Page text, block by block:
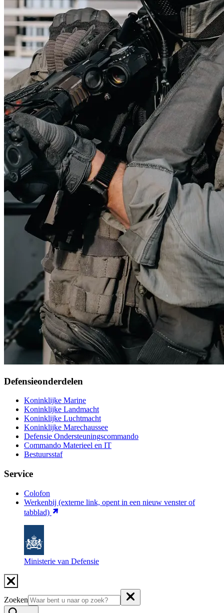
Defensieonderdelen
Koninklijke Marine
Koninklijke Landmacht
Koninklijke Luchtmacht
Koninklijke Marechaussee
Defensie Ondersteuningscommando
Commando Materieel en IT
Bestuursstaf
Service
Colofon
Werkenbij (externe link, opent in een nieuw venster of
tabblad)
Ministerie van Defensie
Zoeken